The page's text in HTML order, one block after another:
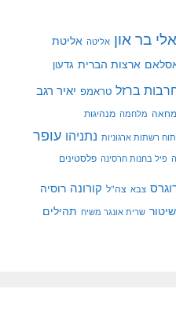
אלי בר און אליטה אליטת
ארצות הברית גדעון
ברזל טראמפ יאיר רגב
מחאה מלחמה מנהיגות
רשתות ארגוניות נתניהו עופר
פיל בחנות חרסינה פלסטינים
צבא צה"ל קורונה רוסיה
שיטור שרית אונגר משיח תהילים